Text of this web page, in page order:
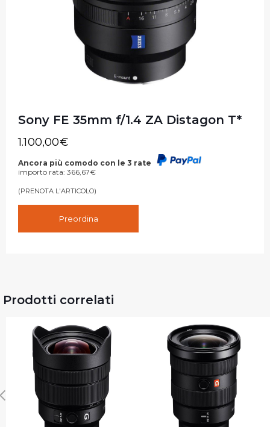
Sony FE 35mm f/1.4 ZA Distagon T*
1.100,00€
Ancora più comodo con le 3 rate
importo rata: 366,67€
(PRENOTA L'ARTICOLO)
Preordina
Prodotti correlati